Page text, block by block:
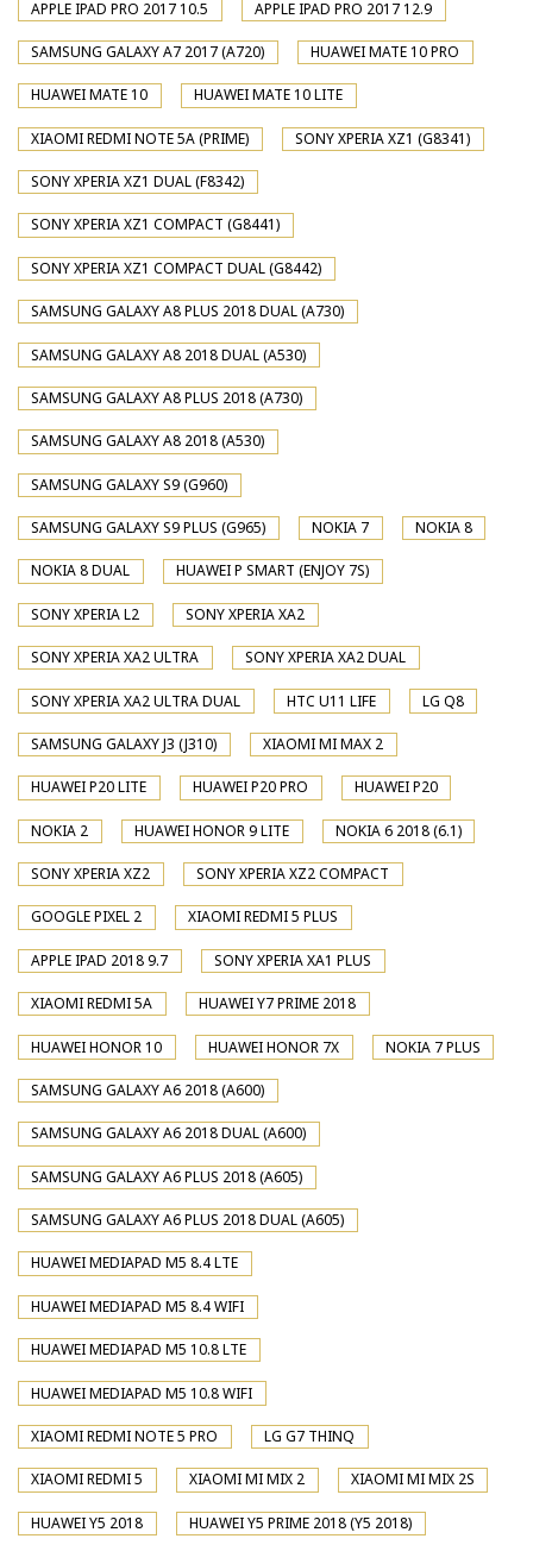
APPLE IPAD PRO 2017 10.5 APPLE IPAD PRO 2017 12.9
SAMSUNG GALAXY A7 2017 (A720) HUAWEI MATE 10 PRO
HUAWEI MATE 10 HUAWEI MATE 10 LITE
XIAOMI REDMI NOTE 5A (PRIME) SONY XPERIA XZ1 (G8341)
SONY XPERIA XZ1 DUAL (F8342)
SONY XPERIA XZ1 COMPACT (G8441)
SONY XPERIA XZ1 COMPACT DUAL (G8442)
SAMSUNG GALAXY A8 PLUS 2018 DUAL (A730)
SAMSUNG GALAXY A8 2018 DUAL (A530)
SAMSUNG GALAXY A8 PLUS 2018 (A730)
SAMSUNG GALAXY A8 2018 (A530)
SAMSUNG GALAXY S9 (G960)
SAMSUNG GALAXY S9 PLUS (G965) NOKIA 7 NOKIA 8
NOKIA 8 DUAL HUAWEI P SMART (ENJOY 7S)
SONY XPERIA L2 SONY XPERIA XA2
SONY XPERIA XA2 ULTRA SONY XPERIA XA2 DUAL
SONY XPERIA XA2 ULTRA DUAL HTC U11 LIFE LG Q8
SAMSUNG GALAXY J3 (J310) XIAOMI MI MAX 2
HUAWEI P20 LITE HUAWEI P20 PRO HUAWEI P20
NOKIA 2 HUAWEI HONOR 9 LITE NOKIA 6 2018 (6.1)
SONY XPERIA XZ2 SONY XPERIA XZ2 COMPACT
GOOGLE PIXEL 2 XIAOMI REDMI 5 PLUS
APPLE IPAD 2018 9.7 SONY XPERIA XA1 PLUS
XIAOMI REDMI 5A HUAWEI Y7 PRIME 2018
HUAWEI HONOR 10 HUAWEI HONOR 7X NOKIA 7 PLUS
SAMSUNG GALAXY A6 2018 (A600)
SAMSUNG GALAXY A6 2018 DUAL (A600)
SAMSUNG GALAXY A6 PLUS 2018 (A605)
SAMSUNG GALAXY A6 PLUS 2018 DUAL (A605)
HUAWEI MEDIAPAD M5 8.4 LTE
HUAWEI MEDIAPAD M5 8.4 WIFI
HUAWEI MEDIAPAD M5 10.8 LTE
HUAWEI MEDIAPAD M5 10.8 WIFI
XIAOMI REDMI NOTE 5 PRO LG G7 THINQ
XIAOMI REDMI 5 XIAOMI MI MIX 2 XIAOMI MI MIX 2S
HUAWEI Y5 2018 HUAWEI Y5 PRIME 2018 (Y5 2018)